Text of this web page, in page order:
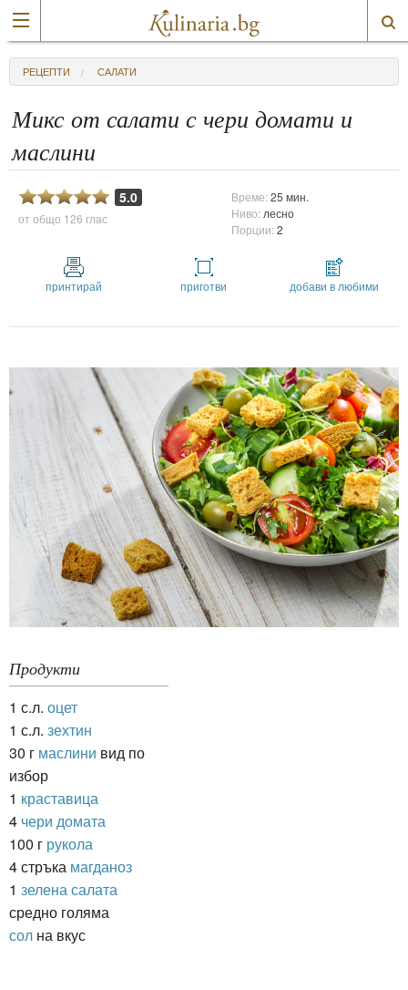
РЕЦЕПТИ САЛАТИ
Микс от салати с чери домати и
маслини
5.0
от общо 126 глас
Време:25 мин.
Ниво: лесно
Порции:2
принтирай приготви добави в любими
Продукти
1 с.л. оцет
1 с.л. зехтин
30 г маслини вид по
избор
1 краставица
4 чери домата
100 г рукола
4 стръка магданоз
1 зелена салата
средно голяма
сол на вкус